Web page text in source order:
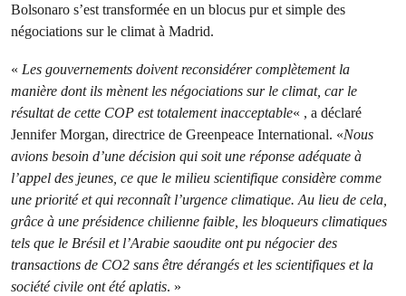
Bolsonaro s’est transformée en un blocus pur et simple des
négociations sur le climat à Madrid.
« Les gouvernements doivent reconsidérer complètement la
manière dont ils mènent les négociations sur le climat, car le
résultat de cette COP est totalement inacceptable« , a déclaré
Jennifer Morgan, directrice de Greenpeace International. «Nous
avions besoin d’une décision qui soit une réponse adéquate à
l’appel des jeunes, ce que le milieu scientifique considère comme
une priorité et qui reconnaît l’urgence climatique. Au lieu de cela,
grâce à une présidence chilienne faible, les bloqueurs climatiques
tels que le Brésil et l’Arabie saoudite ont pu négocier des
transactions de CO2 sans être dérangés et les scientifiques et la
société civile ont été aplatis. »